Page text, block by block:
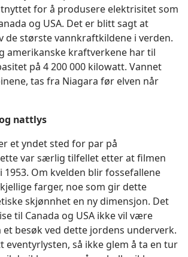
for å produsere elektrisitet som
og USA. Det er blitt sagt at
de største vannkraftkildene i verden.
amerikanske kraftverkene har til
på 4 200 000 kilowatt. Vannet
tas fra Niagara før elven når
nattlys
et yndet sted for par på
var særlig tilfellet etter at filmen
1953. Om kvelden blir fossefallene
farger, noe som gir dette
skjønnhet en ny dimensjon. Det
til Canada og USA ikke vil være
besøk ved dette jordens underverk.
eventyrlysten, så ikke glem å ta en tur